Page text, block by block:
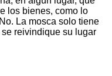
los bienes, como lo
La mosca solo tiene
reivindique su lugar